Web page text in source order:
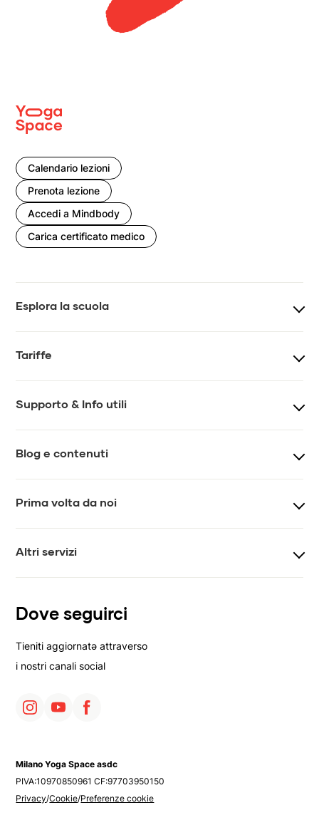
Calendario lezioni
Prenota lezione
Accedi a Mindbody
Carica certificato medico
Esplora la scuola
Eventi e workshop Team
Tariffe
Tesseramento Gift card
Supporto & Info utili
Blog e contenuti
Newsletter Video
Prima volta da noi
Lezioni di prova
Altri servizi
Dove seguirci
Tieniti aggiornatə attraverso
i nostri canali social
Milano Yoga Space asdc
PIVA:10970850961 CF:97703950150
Privacy/Cookie/Preferenze cookie